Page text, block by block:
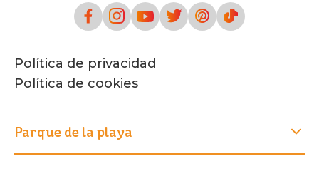
Política de privacidad
Política de cookies
Parque de la playa